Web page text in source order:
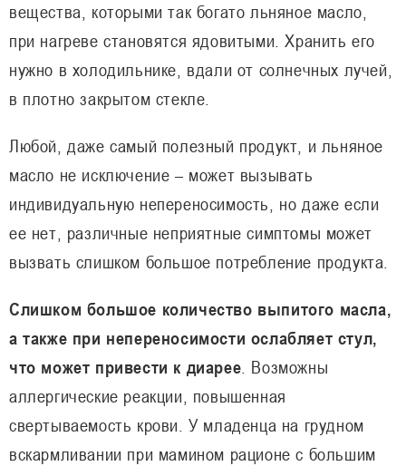
вещества, которыми так богато льняное масло,
при нагреве становятся ядовитыми. Хранить его
нужно в холодильнике, вдали от солнечных лучей,
в плотно закрытом стекле.
Любой, даже самый полезный продукт, и льняное
масло не исключение – может вызывать
индивидуальную непереносимость, но даже если
ее нет, различные неприятные симптомы может
вызвать слишком большое потребление продукта.
Слишком большое количество выпитого масла,
а также при непереносимости ослабляет стул,
что может привести к диарее . Возможны
аллергические реакции, повышенная
свертываемость крови. У младенца на грудном
вскармливании при мамином рационе с большим